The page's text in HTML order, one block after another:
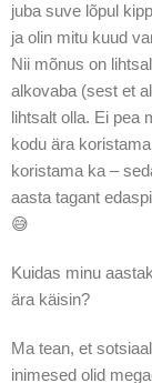
juba suve lõpul
ja olin mitu kuud
Nii mõnus on
alkovaba (sest et
lihtsalt olla. Ei pea
kodu ära
koristama ka –
aasta tagant
😅
Kuidas minu
ära käisin?
Ma tean, et
inimesed olid